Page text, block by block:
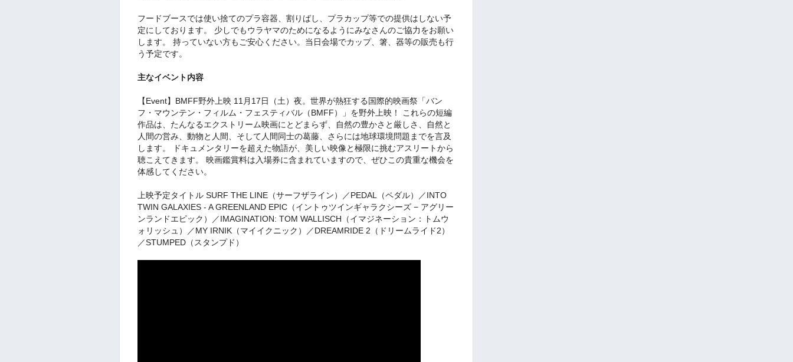
フードブースでは使い捨てのプラ容器、割りばし、プラカップ等での提供はしない予
定にしております。 少しでもウラヤマのためになるようにみなさんのご協力をお願い
します。 持っていない方もご安心ください。当日会場でカップ、箸、器等の販売も行
う予定です。
主なイベント内容
【Event】BMFF野外上映 11月17日（土）夜。世界が熱狂する国際的映画祭「バン
フ・マウンテン・フィルム・フェスティバル（BMFF）」を野外上映！ これらの短編
作品は、たんなるエクストリーム映画にとどまらず、自然の豊かさと厳しさ、自然と
人間の営み、動物と人間、そして人間同士の葛藤、さらには地球環境問題までを言及
します。 ドキュメンタリーを超えた物語が、美しい映像と極限に挑むアスリートから
聴こえてきます。 映画鑑賞料は入場券に含まれていますので、ぜひこの貴重な機会を
体感してください。
上映予定タイトル SURF THE LINE（サーフザライン）／PEDAL（ペダル）／INTO
TWIN GALAXIES - A GREENLAND EPIC（イントゥツインギャラクシーズ − アグリー
ンランドエピック）／IMAGINATION: TOM WALLISCH（イマジネーション：トムウ
ォリッシュ）／MY IRNIK（マイイクニック）／DREAMRIDE 2（ドリームライド2）
／STUMPED（スタンプド）